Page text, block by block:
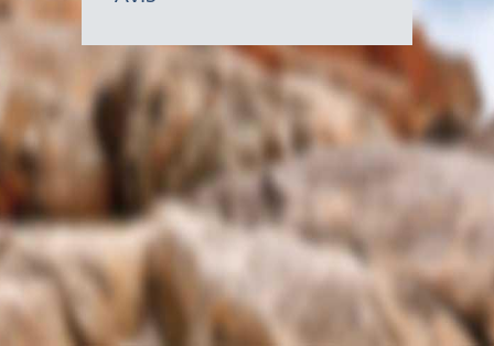
du
Canada